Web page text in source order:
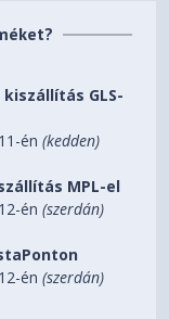
kiszállítás GLS-
én(kedden)
MPL-el
én(szerdán)
én(szerdán)